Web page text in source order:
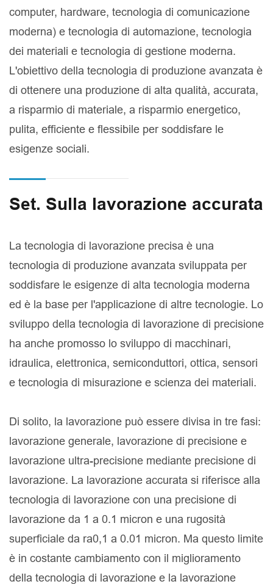
computer, hardware, tecnologia di comunicazione
moderna) e tecnologia di automazione, tecnologia
dei materiali e tecnologia di gestione moderna.
L'obiettivo della tecnologia di produzione avanzata è
di ottenere una produzione di alta qualità, accurata,
a risparmio di materiale, a risparmio energetico,
pulita, efficiente e flessibile per soddisfare le
esigenze sociali.
Set. Sulla lavorazione accurata
La tecnologia di lavorazione precisa è una
tecnologia di produzione avanzata sviluppata per
soddisfare le esigenze di alta tecnologia moderna
ed è la base per l'applicazione di altre tecnologie. Lo
sviluppo della tecnologia di lavorazione di precisione
ha anche promosso lo sviluppo di macchinari,
idraulica, elettronica, semiconduttori, ottica, sensori
e tecnologia di misurazione e scienza dei materiali.
Di solito, la lavorazione può essere divisa in tre fasi:
lavorazione generale, lavorazione di precisione e
lavorazione ultra-precisione mediante precisione di
lavorazione. La lavorazione accurata si riferisce alla
tecnologia di lavorazione con una precisione di
lavorazione da 1 a 0.1 micron e una rugosità
superficiale da ra0,1 a 0.01 micron. Ma questo limite
è in costante cambiamento con il miglioramento
della tecnologia di lavorazione e la lavorazione